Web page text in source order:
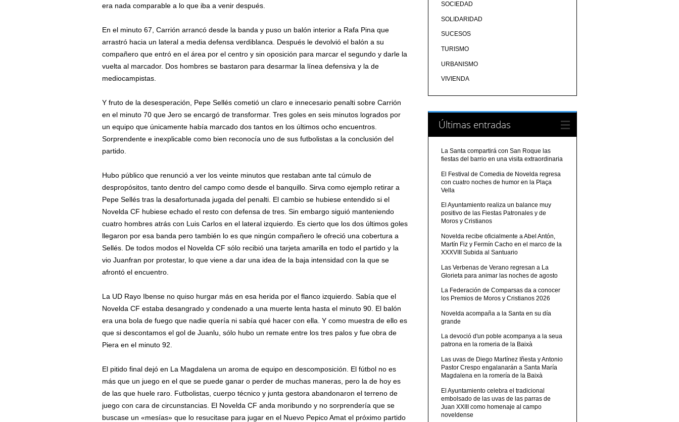
era nada comparable a lo que iba a venir después.
En el minuto 67, Carrión arrancó desde la banda y puso un balón interior a Rafa Pina que
arrastró hacia un lateral a media defensa verdiblanca. Después le devolvió el balón a su
compañero que entró en el área por el centro y sin oposición para marcar el segundo y darle la
vuelta al marcador. Dos hombres se bastaron para desarmar la línea defensiva y la de
mediocampistas.
Y fruto de la desesperación, Pepe Sellés cometió un claro e innecesario penalti sobre Carrión
en el minuto 70 que Jero se encargó de transformar. Tres goles en seis minutos logrados por
un equipo que únicamente había marcado dos tantos en los últimos ocho encuentros.
Sorprendente e inexplicable como bien reconocía uno de sus futbolistas a la conclusión del
partido.
Hubo público que renunció a ver los veinte minutos que restaban ante tal cúmulo de
despropósitos, tanto dentro del campo como desde el banquillo. Sirva como ejemplo retirar a
Pepe Sellés tras la desafortunada jugada del penalti. El cambio se hubiese entendido si el
Novelda CF hubiese echado el resto con defensa de tres. Sin embargo siguió manteniendo
cuatro hombres atrás con Luis Carlos en el lateral izquierdo. Es cierto que los dos últimos goles
llegaron por esa banda pero también lo es que ningún compañero le ofreció una cobertura a
Sellés. De todos modos el Novelda CF sólo recibió una tarjeta amarilla en todo el partido y la
vio Juanfran por protestar, lo que viene a dar una idea de la baja intensidad con la que se
afrontó el encuentro.
La UD Rayo Ibense no quiso hurgar más en esa herida por el flanco izquierdo. Sabía que el
Novelda CF estaba desangrado y condenado a una muerte lenta hasta el minuto 90. El balón
era una bola de fuego que nadie quería ni sabía qué hacer con ella. Y como muestra de ello es
que si descontamos el gol de Juanlu, sólo hubo un remate entre los tres palos y fue obra de
Piera en el minuto 92.
El pitido final dejó en La Magdalena un aroma de equipo en descomposición. El fútbol no es
más que un juego en el que se puede ganar o perder de muchas maneras, pero la de hoy es
de las que huele raro. Futbolistas, cuerpo técnico y junta gestora abandonaron el terreno de
juego con cara de circunstancias. El Novelda CF anda moribundo y no sorprendería que se
buscase un «mesías» que lo resucitase para jugar en el Nuevo Pepico Amat el próximo partido
SOCIEDAD
SOLIDARIDAD
SUCESOS
TURISMO
URBANISMO
VIVIENDA
Últimas entradas
La Santa compartirá con San Roque las
fiestas del barrio en una visita extraordinaria
El Festival de Comedia de Novelda regresa
con cuatro noches de humor en la Plaça
Vella
El Ayuntamiento realiza un balance muy
positivo de las Fiestas Patronales y de
Moros y Cristianos
Novelda recibe oficialmente a Abel Antón,
Martín Fiz y Fermín Cacho en el marco de la
XXXVIII Subida al Santuario
Las Verbenas de Verano regresan a La
Glorieta para animar las noches de agosto
La Federación de Comparsas da a conocer
los Premios de Moros y Cristianos 2026
Novelda acompaña a la Santa en su día
grande
La devoció d'un poble acompanya a la seua
patrona en la romeria de la Baixà
Las uvas de Diego Martínez Iñesta y Antonio
Pastor Crespo engalanarán a Santa María
Magdalena en la romería de la Baixà
El Ayuntamiento celebra el tradicional
embolsado de las uvas de las parras de
Juan XXIII como homenaje al campo
noveldense